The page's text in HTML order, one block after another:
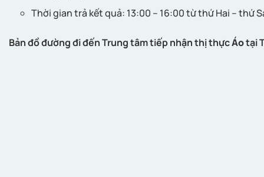
Thời gian trả kết quả: 13:00 – 16:00 từ thứ Hai – thứ
Bản đồ đường đi đến Trung tâm tiếp nhận thị thựcÁotại